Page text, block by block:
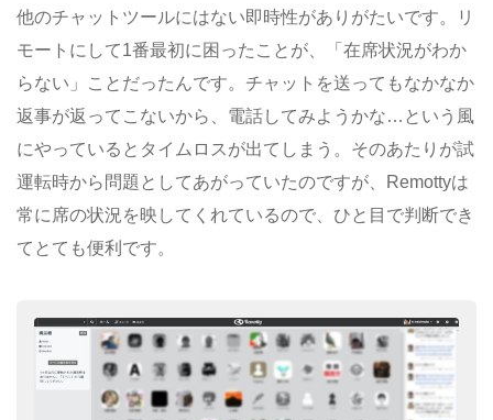
他のチャットツールにはない即時性がありがたいです。リ
モートにして1番最初に困ったことが、「在席状況がわか
らない」ことだったんです。チャットを送ってもなかなか
返事が返ってこないから、電話してみようかな…という風
にやっているとタイムロスが出てしまう。そのあたりが試
運転時から問題としてあがっていたのですが、Remottyは
常に席の状況を映してくれているので、ひと目で判断でき
てとても便利です。